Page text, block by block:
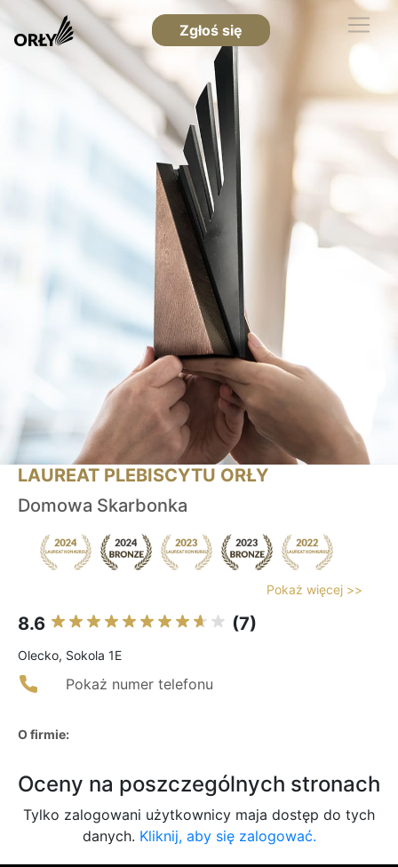
Zgłoś się
LAUREAT PLEBISCYTU ORŁY
Domowa Skarbonka
Pokaż więcej >>
8.6 (7)
Olecko, Sokola 1E
Pokaż numer telefonu
O firmie:
Oceny na poszczególnych stronach
Tylko zalogowani użytkownicy maja dostęp do tych
danych. Kliknij, aby się zalogować.